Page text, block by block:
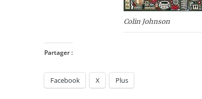
Colin Johnson
Partager :
Facebook X Plus